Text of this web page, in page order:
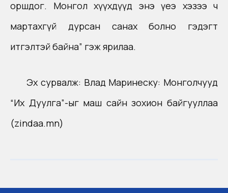
оршдог. Монгол хүүхдүүд энэ үеэ хэзээ ч
мартахгүй дурсан санах болно гэдэгт
итгэлтэй байна” гэж ярилаа.
Эх сурвалж: Влад Маринеску: Монголчууд
“Их Дуулга”-ыг маш сайн зохион байгууллаа
(zindaa.mn)